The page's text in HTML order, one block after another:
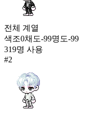
핑크엔젤 유니폼(여)
150
563
더프 한벌옷
레프 칼리 제복
전체 계열
색조0채도-99명도-99
319명 사용
#2